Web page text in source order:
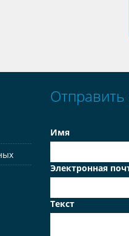
Имя
Электронная
Текст